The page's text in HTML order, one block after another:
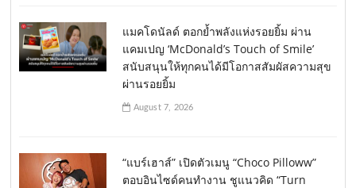
แมคโดนัลด์ ตอกย้ำพลังแห่งรอยยิ้ม ผ่าน
แคมเปญ ‘McDonald’s Touch of Smile’
สนับสนุนให้ทุกคนได้มีโอกาสสัมผัสความสุข
ผ่านรอยยิ้ม
August 7, 2026
“แบร์เฮาส์” เปิดตัวเมนู “Choco Pilloww”
ตอบอินไซด์คนทำงาน ชูแนวคิด “Turn